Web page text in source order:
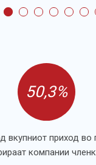
50,3%
вкупниот приход во
компании